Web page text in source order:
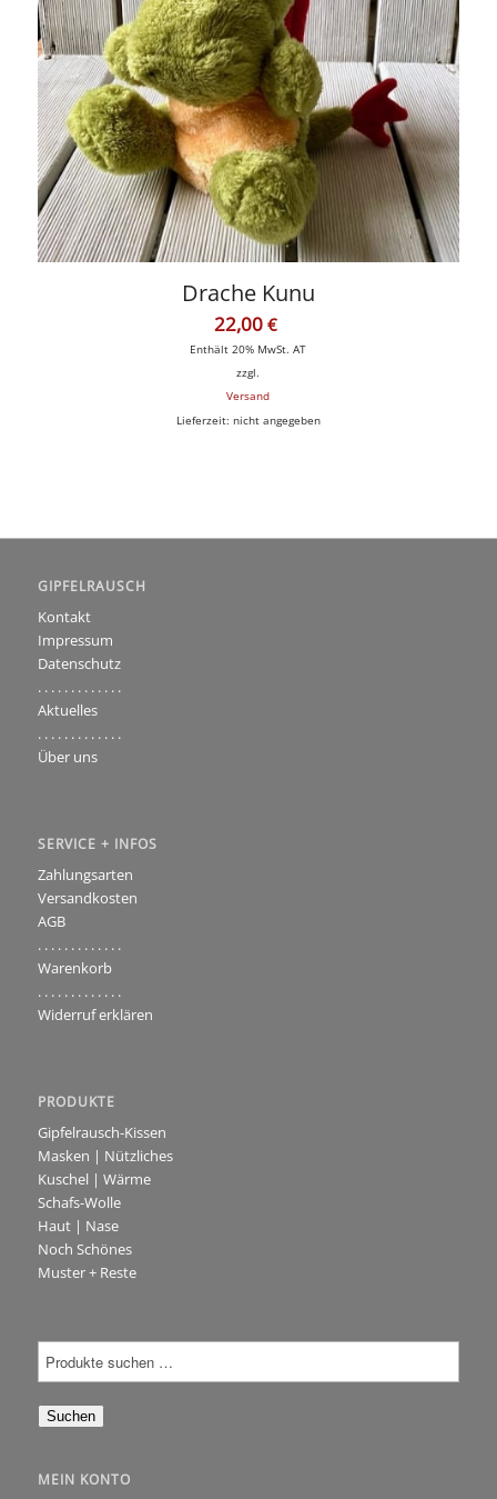
Drache Kunu
22,00 €
Enthält 20% MwSt. AT
zzgl.
Versand
Lieferzeit: nicht angegeben
GIPFELRAUSCH
Kontakt
Impressum
Datenschutz
. . . . . . . . . . . . .
Aktuelles
. . . . . . . . . . . . .
Über uns
SERVICE + INFOS
Zahlungsarten
Versandkosten
AGB
. . . . . . . . . . . . .
Warenkorb
. . . . . . . . . . . . .
Widerruf erklären
PRODUKTE
Gipfelrausch-Kissen
Masken | Nützliches
Kuschel | Wärme
Schafs-Wolle
Haut | Nase
Noch Schönes
Muster + Reste
Suchen
MEIN KONTO